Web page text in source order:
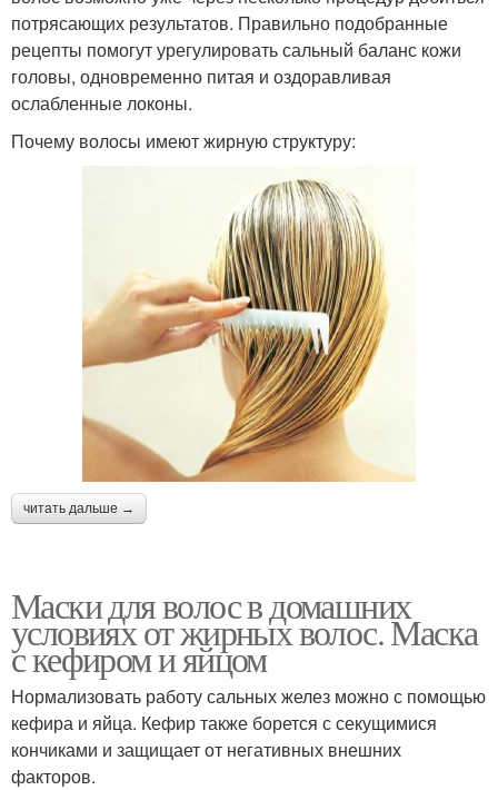
потрясающих результатов. Правильно подобранные
рецепты помогут урегулировать сальный баланс кожи
головы, одновременно питая и оздоравливая
ослабленные локоны.
Почему волосы имеют жирную структуру:
читать дальше →
Маски для волос в домашних
условиях от жирных волос. Маска
с кефиром и яйцом
Нормализовать работу сальных желез можно с помощью
кефира и яйца. Кефир также борется с секущимися
кончиками и защищает от негативных внешних
факторов.